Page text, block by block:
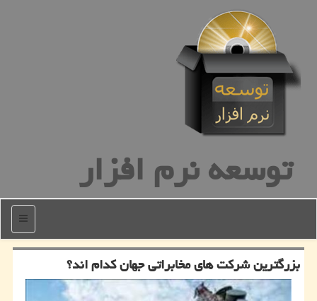
توسعه نرم افزار
منو
بزرگترین شركت های مخابراتی جهان كدام اند؟